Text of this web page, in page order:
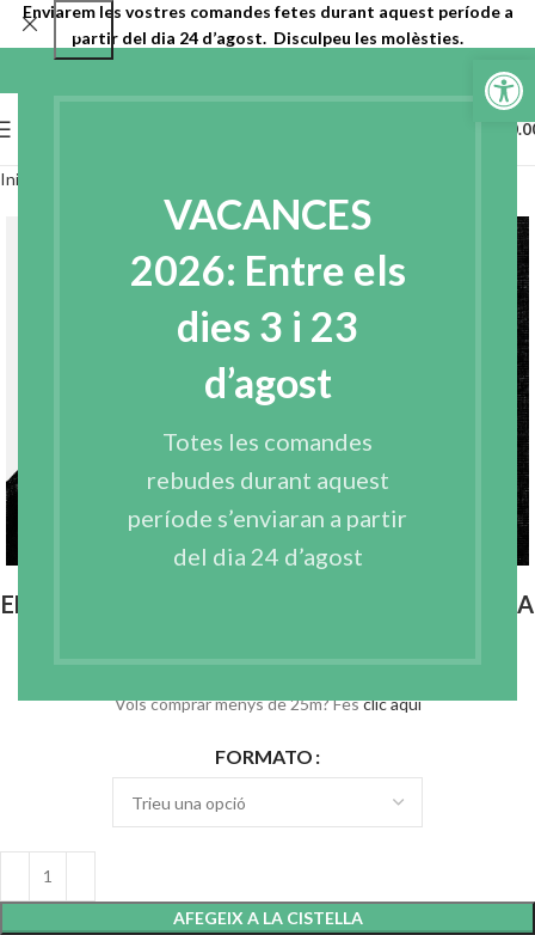
VACANCES
2026: Entre els
dies 3 i 23
d’agost
Totes les comandes
rebudes durant aquest
període s’enviaran a partir
del dia 24 d’agost
Obre la
Inici
Click to enlarge
ENTRETELA TERMOADHESIVA MITJANA NEGRA
€60.52–€116.20 IVA no incl.
Vols comprar menys de 25m? Fesclic aquí
FORMATO
AFEGEIX A LA CISTELLA
Enviarem les vostres comandes fetes durant aquest període a
partir del dia 24 d’agost. Disculpeu les molèsties.